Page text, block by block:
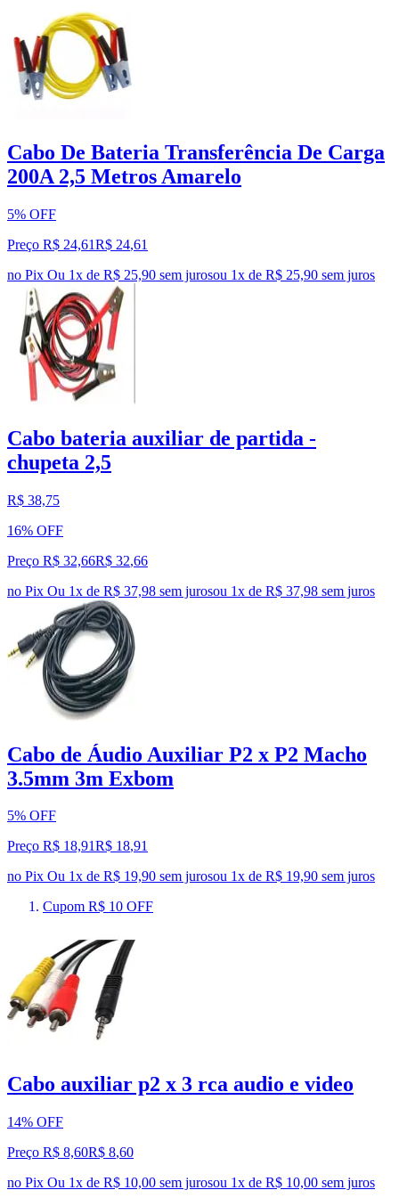
Cabo De Bateria Transferência De Carga
200A 2,5 Metros Amarelo
5% OFF
Preço R$ 24,61R$ 24,61
no Pix Ou 1x de R$ 25,90 sem jurosou 1x de R$ 25,90 sem juros
Cabo bateria auxiliar de partida -
chupeta 2,5
R$ 38,75
16% OFF
Preço R$ 32,66R$ 32,66
no Pix Ou 1x de R$ 37,98 sem jurosou 1x de R$ 37,98 sem juros
Cabo de Áudio Auxiliar P2 x P2 Macho
3.5mm 3m Exbom
5% OFF
Preço R$ 18,91R$ 18,91
no Pix Ou 1x de R$ 19,90 sem jurosou 1x de R$ 19,90 sem juros
Cupom R$ 10 OFF
Cabo auxiliar p2 x 3 rca audio e video
14% OFF
Preço R$ 8,60R$ 8,60
no Pix Ou 1x de R$ 10,00 sem jurosou 1x de R$ 10,00 sem juros